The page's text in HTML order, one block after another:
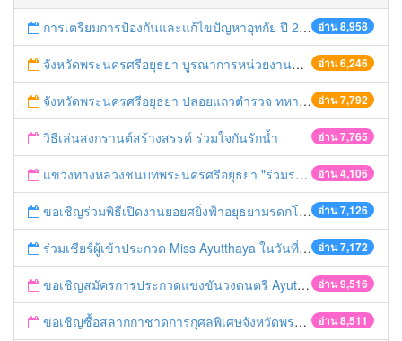
อ่าน 8,958
การเตรียมการป้องกันและแก้ไขปัญหาอุทกัย ปี 2561
อ่าน 6,246
จังหวัดพระนครศรีอยุธยา บูรณาการหน่วยงานที่เกี่ยวข้อง ลงพื้นที่จัดระเบียบและดำเนินมาตรการตามบทลงโทษสูงสุดกับผู้ประกอบการร้านค้าที่ยังฝ่าฝืนตั้งร้านค้ารุกล้ำเขตพื้นที่ทางหลวง เตรียมความปลอดภัยก่อนเทศกาลสงกรานต์
อ่าน 7,792
จังหวัดพระนครศรีอยุธยา ปล่อยแถวตำรวจ ทหาร ฝ่ายปกครอง กว่า 100 นาย ตรวจเข้มท่ารถสาธารณะ สถานีขนส่งรถโดยสาร วินรถตู้ และสถานีรถไฟ เตรียมรับมือเทศกาลสงกรานต์
อ่าน 7,765
วิธีเล่นสงกรานต์สร้างสรรค์ ร่วมใจกันรักน้ำ
อ่าน 4,106
แขวงทางหลวงชนบทพระนครศรีอยุธยา "ร่วมรณรงค์ ขับช้า เปิดไฟหน้า คาดเข็มขัด" เทศกาลสงกรานต์ ปี 2561
อ่าน 7,126
ขอเชิญร่วมพิธีเปิดงานยอยศยิ่งฟ้าอยุธยามรดกโลก
อ่าน 7,172
ร่วมเชียร์ผู้เข้าประกวด Miss Ayutthaya ในวันที่ 15 ธันวาคม 2560
อ่าน 9,516
ขอเชิญสมัครการประกวดแข่งขันวงดนตรี Ayutthaya battle of the bands
อ่าน 8,511
ขอเชิญซื้อสลากกาชาดการกุศลพิเศษจังหวัดพระนครศรีอยุธยา 2560